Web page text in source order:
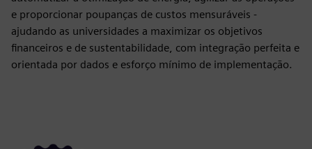
e proporcionar poupanças de custos mensuráveis -
ajudando as universidades a maximizar os objetivos
financeiros e de sustentabilidade, com integração perfeita e
orientada por dados e esforço mínimo de implementação.